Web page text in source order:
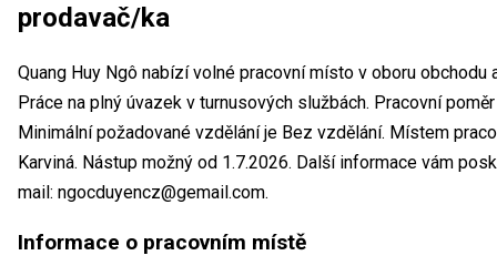
prodavač/ka
Quang Huy Ngô nabízí volné pracovní místo v oboru
Práce na plný úvazek v turnusových službách. Pracovní
Minimální požadované vzdělání je Bez vzdělání. Místem
Karviná. Nástup možný od 1.7.2026. Další informace vám
mail: ngocduyencz@gemail.com.
Informace o pracovním místě